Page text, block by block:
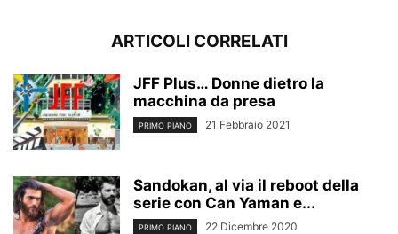
ARTICOLI CORRELATI
JFF Plus… Donne dietro la
macchina da presa
PRIMO PIANO 21 Febbraio 2021
Sandokan, al via il reboot della
serie con Can Yaman e...
PRIMO PIANO 22 Dicembre 2020